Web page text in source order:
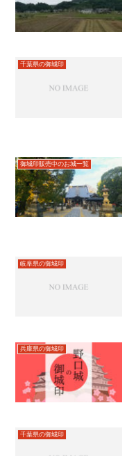
千葉県の御城印
御城印販売中のお城一覧
岐阜県の御城印
兵庫県の御城印
千葉県の御城印